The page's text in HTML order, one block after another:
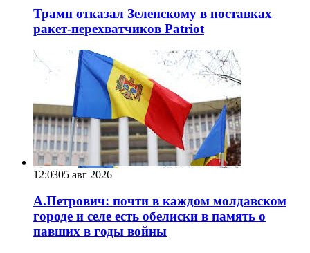
Трамп отказал Зеленскому в поставках
ракет-перехватчиков Patriot
12:0305 авг 2026
А.Петрович: почти в каждом молдавском
городе и селе есть обелиски в память о
павших в годы войны